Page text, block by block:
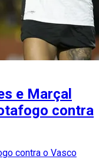
e Marçal
contra
contra o Vasco